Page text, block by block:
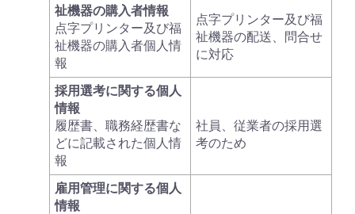
祉機器の購入者情報
点字プリンター及び福
祉機器の購入者個人情
報
点字プリンター及び福
祉機器の配送、問合せ
に対応
採用選考に関する個人
情報
履歴書、職務経歴書な
どに記載された個人情
報
社員、従業者の採用選
考のため
雇用管理に関する個人
情報